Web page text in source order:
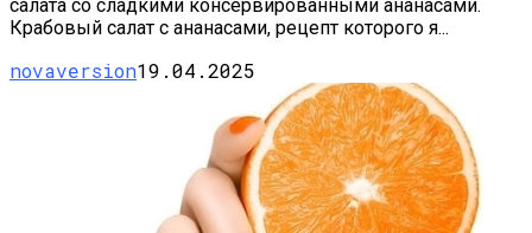
салата со сладкими консервированными ананасами.
Крабовый салат с ананасами, рецепт которого я...
novaversion19.04.2025